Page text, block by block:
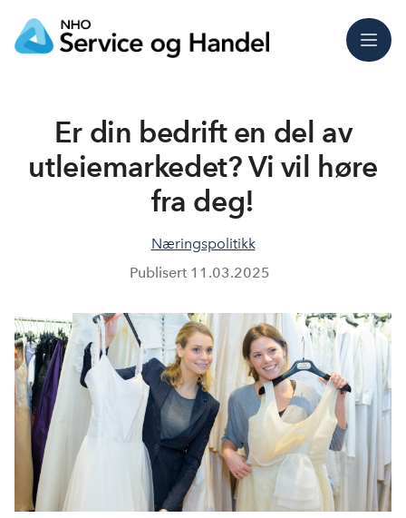
Meny
Er din bedrift en del av
utleiemarkedet? Vi vil høre
fra deg!
Næringspolitikk
Publisert 11.03.2025